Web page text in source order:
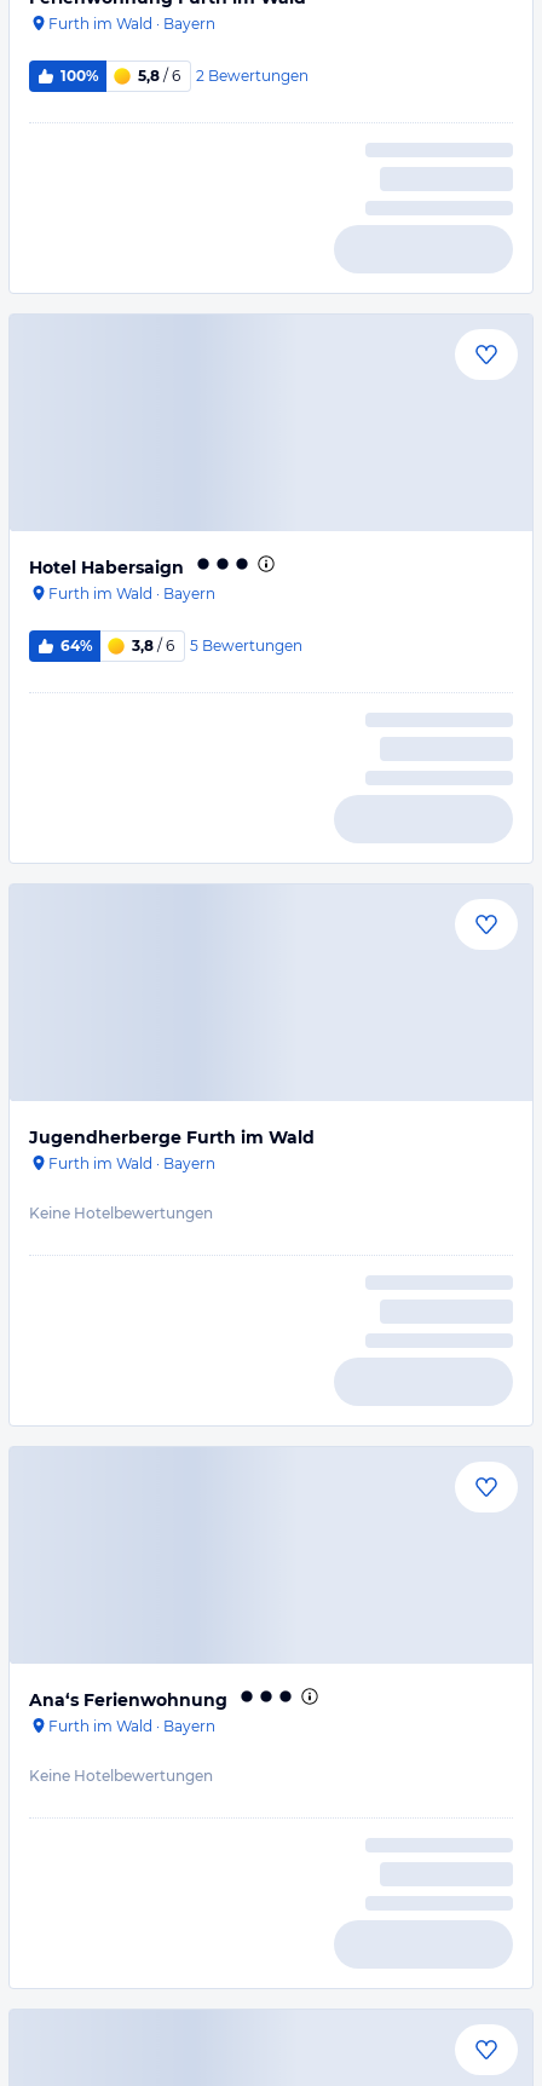
Furth im Wald · Bayern
100% 5,8 / 6 2 Bewertungen
Hotel Habersaign
Furth im Wald · Bayern
64% 3,8 / 6 5 Bewertungen
Jugendherberge Furth im Wald
Furth im Wald · Bayern
Keine Hotelbewertungen
Ana‘s Ferienwohnung
Furth im Wald · Bayern
Keine Hotelbewertungen